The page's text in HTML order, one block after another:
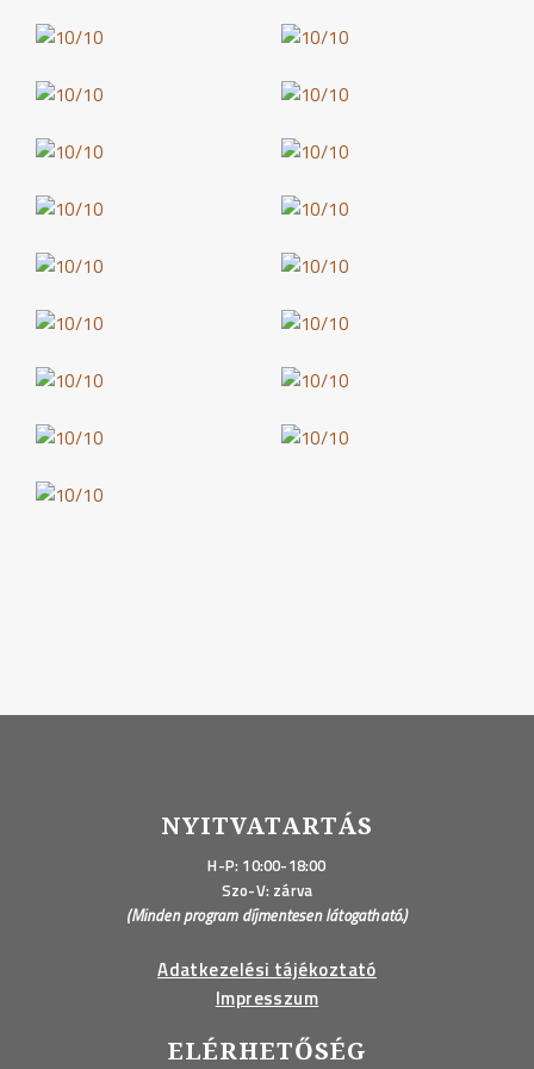
NYITVATARTÁS
H-P: 10:00-18:00
Szo-V: zárva
(Minden program díjmentesen látogatható.)
Adatkezelési tájékoztató
Impresszum
ELÉRHETŐSÉG